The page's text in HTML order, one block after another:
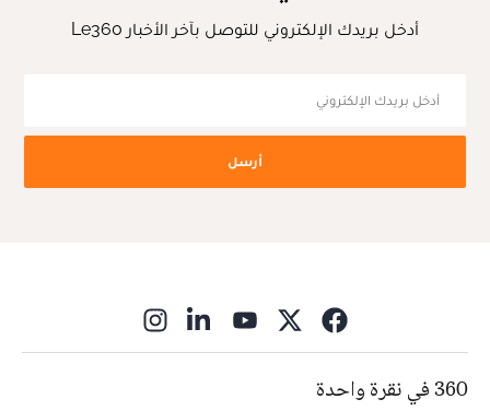
أدخل بريدك الإلكتروني للتوصل بآخر الأخبار Le360
أرسل
360 في نقرة واحدة